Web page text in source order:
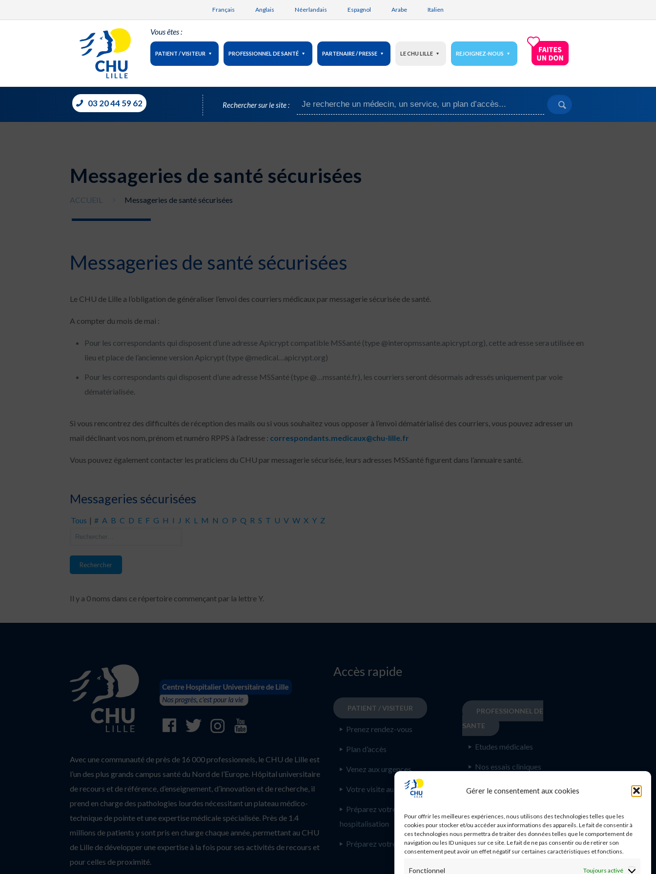
Gérer le consentement aux cookies
Pour offrir les meilleures expériences, nous utilisons des technologies telles que les
cookies pour stocker et/ou accéder aux informations des appareils. Le fait de consentir à
ces technologies nous permettra de traiter des données telles que le comportement de
navigation ou les ID uniques sur ce site. Le fait de ne pas consentir ou de retirer son
consentement peut avoir un effet négatif sur certaines caractéristiques et fonctions.
Fonctionnel Toujours activé
Français Anglais Néerlandais Espagnol Arabe Italien
Vous êtes :
PATIENT / VISITEUR PROFESSIONNEL DE SANTÉ PARTENAIRE / PRESSE LE CHU LILLE REJOIGNEZ-NOUS
03 20 44 59 62 Rechercher sur le site :
Messageries de santé sécurisées
ACCUEIL Messageries de santé sécurisées
Messageries de santé sécurisées
Le CHU de Lille a l’obligation de généraliser l’envoi des courriers médicaux par messagerie sécurisée de santé.
A compter du mois de mai :
Pour les correspondants qui disposent d’une adresse Apicrypt compatible MSSanté (type @interopmssante.apicrypt.org), cette adresse sera utilisée en
lieu et place de l’ancienne version Apicrypt (type @medical…apicrypt.org)
Pour les correspondants qui disposent d’une adresse MSSanté (type @…mssanté.fr), les courriers seront désormais adressés uniquement par voie
dématérialisée.
Si vous rencontrez des difficultés de réception des mails ou si vous souhaitez vous opposer à l’envoi dématérialisé des courriers, vous pouvez adresser un
mail déclinant vos nom, prénom et numéro RPPS à l’adresse : correspondants.medicaux@chu-lille.fr
Vous pouvez également contacter les praticiens du CHU par messagerie sécurisée, leurs adresses MSSanté figurent dans l’annuaire santé.
Messageries sécurisées
Tous | # A B C D E F G H I J K L M N O P Q R S T U V W X Y Z
Il y a 0 noms dans ce répertoire commençant par la lettre Y.
Avec une communauté de près de 16 000 professionnels, le CHU de Lille est
l’un des plus grands campus santé du Nord de l’Europe. Hôpital universitaire
de recours et de référence, d’enseignement, d’innovation et de recherche, il
prend en charge des pathologies lourdes nécessitant un plateau médico-
technique de pointe et une expertise médicale spécialisée. Près de 1.4
millions de patients y sont pris en charge chaque année, permettant au CHU
de Lille de développer une expertise à la fois pour ses activités de recours et
pour celles de proximité.
Accès rapide
PATIENT / VISITEUR
Prenez rendez-vous
Plan d’accès
Venez aux urgences
Votre visite au CHU de Lille
Préparez votre
hospitalisation
Préparez votre consultation
PROFESSIONNEL DE
SANTE
Etudes médicales
Nos essais cliniques
Ecoles paramédicales